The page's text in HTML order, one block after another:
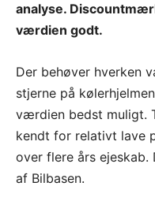
analyse.
værdien godt.
Der behøver hverken
stjerne på
værdien bedst muligt.
kendt for relativt lave
over flere års ejeskab.
af Bilbasen.